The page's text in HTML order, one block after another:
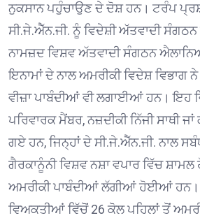
ਨੁਕਸਾਨ ਪਹੁੰਚਾਉਣ ਦੇ ਦੋਸ਼ ਹਨ। ਟਰੰਪ
ਸੀ.ਜੇ.ਐੱਨ.ਜੀ. ਨੂੰ ਵਿਦੇਸ਼ੀ ਅੱਤਵਾਦੀ
ਨਾਮਜ਼ਦ ਵਿਸ਼ਵ ਅੱਤਵਾਦੀ ਸੰਗਠਨ
ਇਨਾਮਾਂ ਦੇ ਨਾਲ ਅਮਰੀਕੀ ਵਿਦੇਸ਼ ਵਿਭਾਗ
ਵੀਜ਼ਾ ਪਾਬੰਦੀਆਂ ਵੀ ਲਗਾਈਆਂ ਹਨ। ਇਹ
ਪਰਿਵਾਰਕ ਮੈਂਬਰ, ਨਜ਼ਦੀਕੀ ਨਿੱਜੀ ਸਾਥੀ
ਗਏ ਹਨ, ਜਿਨ੍ਹਾਂ ਦੇ ਸੀ.ਜੇ.ਐੱਨ.ਜੀ. ਨਾਲ
ਗੈਰਕਾਨੂੰਨੀ ਵਿਸ਼ਵ ਨਸ਼ਾ ਵਪਾਰ ਵਿੱਚ ਸ਼ਾਮਲ
ਅਮਰੀਕੀ ਪਾਬੰਦੀਆਂ ਲੱਗੀਆਂ ਹੋਈਆਂ ਹਨ।
ਵਿਅਕਤੀਆਂ ਵਿੱਚੋਂ 26 ਕੋਲ ਪਹਿਲਾਂ ਤੋਂ